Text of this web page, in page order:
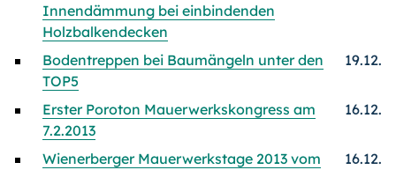
Innendämmung bei einbindenden
Holzbalkendecken
Bodentreppen bei Baumängeln unter den
TOP5
19.12.
Erster Poroton Mauerwerkskongress am
7.2.2013
16.12.
Wienerberger Mauerwerkstage 2013 vom
16.12.